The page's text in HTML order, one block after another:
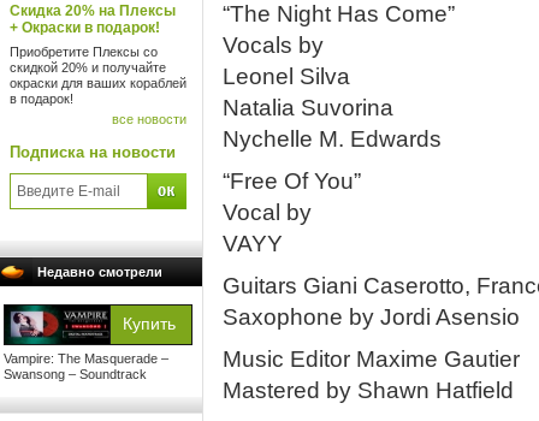
Скидка 20% на Плексы
+ Окраски в подарок!
Приобретите Плексы со
скидкой 20% и получайте
окраски для ваших кораблей
в подарок!
все новости
Подписка на новости
Недавно смотрели
Vampire: The Masquerade –
Swansong – Soundtrack
“The Night Has Come”
Vocals by
Leonel Silva
Natalia Suvorina
Nychelle M. Edwards
“Free Of You”
Vocal by
VAYY
Guitars Giani Caserotto,
Saxophone by Jordi Asensio
Music Editor Maxime Gautier
Mastered by Shawn Hatfield